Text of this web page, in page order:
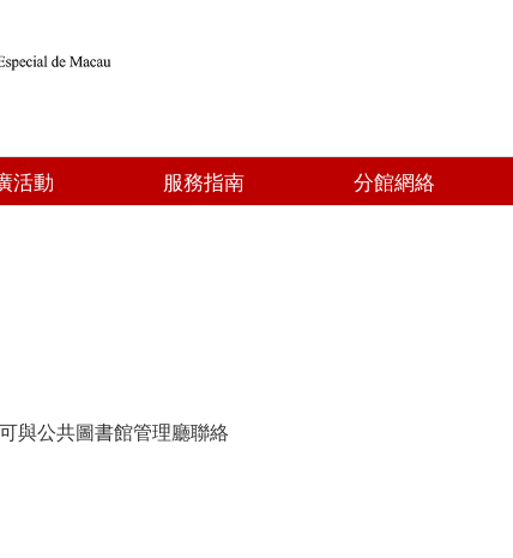
活動 服務指南 分館網絡
與公共圖書館管理廳聯絡